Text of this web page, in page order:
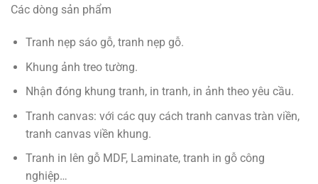
Các dòng sản phẩm
Tranh nẹp sáo gỗ, tranh nẹp gỗ.
Khung ảnh treo tường.
Nhận đóng khung tranh, in tranh, in ảnh theo yêu cầu.
Tranh canvas: với các quy cách tranh canvas tràn viền,
tranh canvas viền khung.
Tranh in lên gỗ MDF, Laminate, tranh in gỗ công
nghiệp…